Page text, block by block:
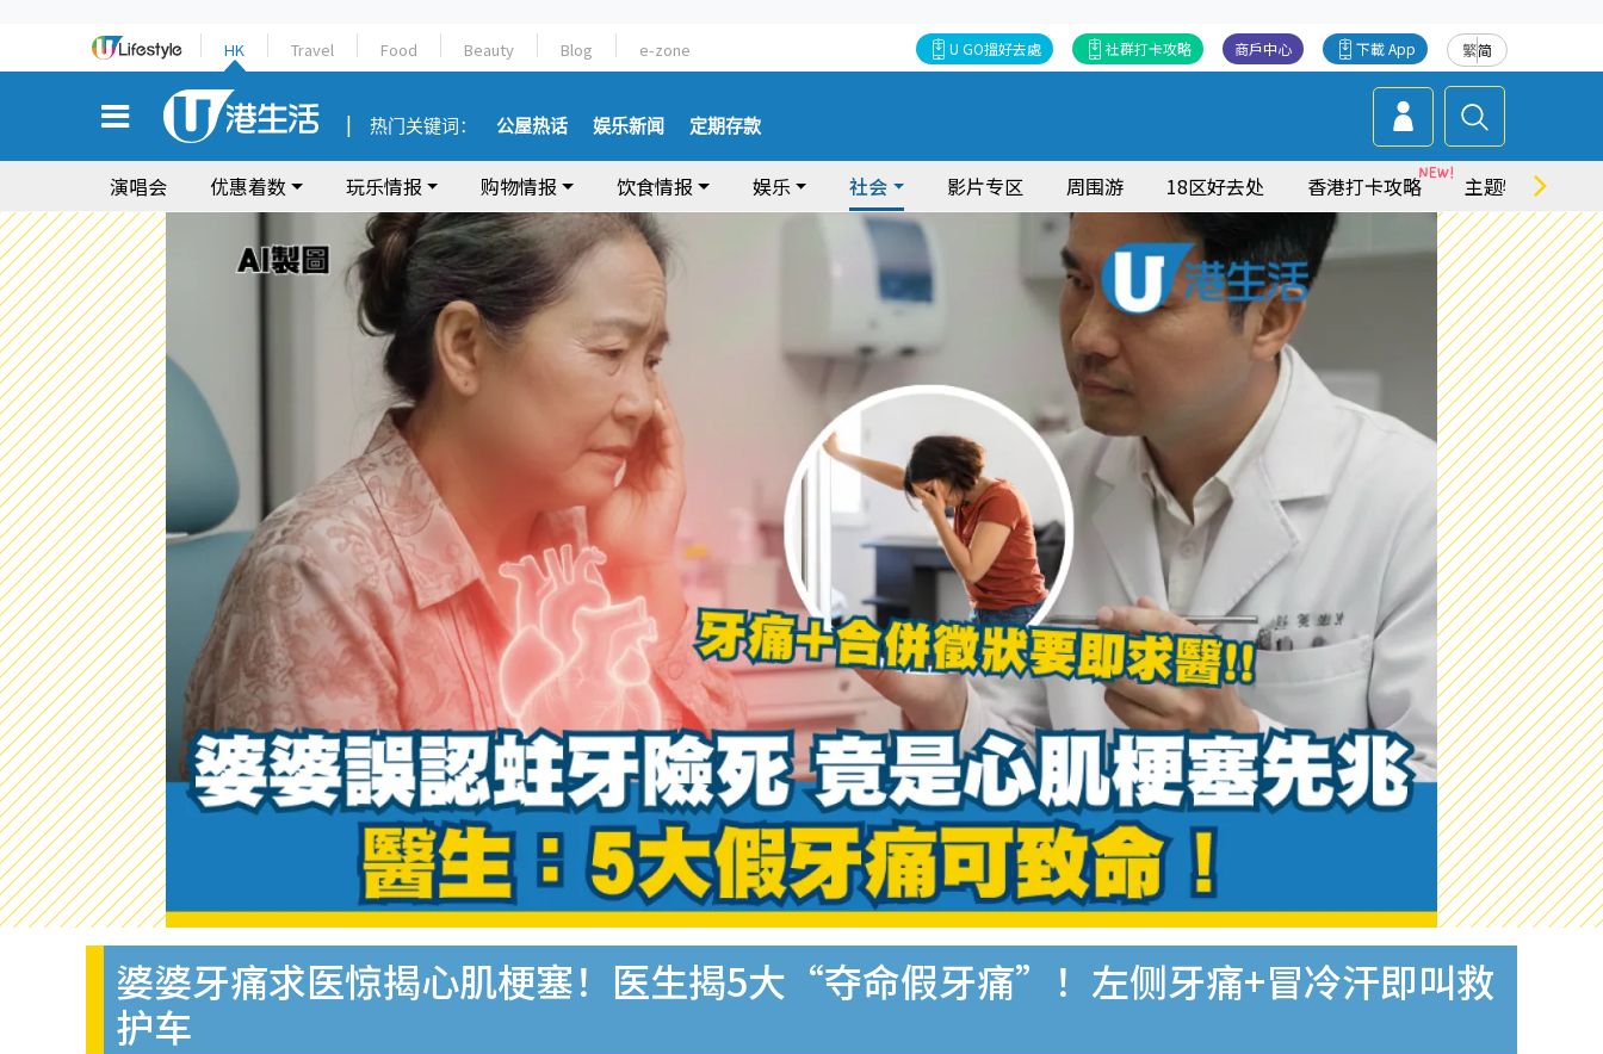
HK Travel Food Beauty Blog e-zone 繁简
下載 App
商戶中心
社群打卡攻略
U GO搵好去處
热门关键词： 公屋热话 娱乐新闻 定期存款
演唱会 优惠着数 玩乐情报 购物情报 饮食情报 娱乐 社会 影片专区 周围游 18区好去处 香港打卡攻略 主题特集
婆婆牙痛求医惊揭心肌梗塞！医生揭5大“夺命假牙痛”！左侧牙痛+冒冷汗即叫救
护车